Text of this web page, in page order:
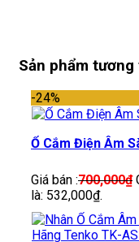
Sản phẩm tương
-24%
Ổ Cắm Điện Âm
Giá bán :700,000₫
là: 532,000₫.